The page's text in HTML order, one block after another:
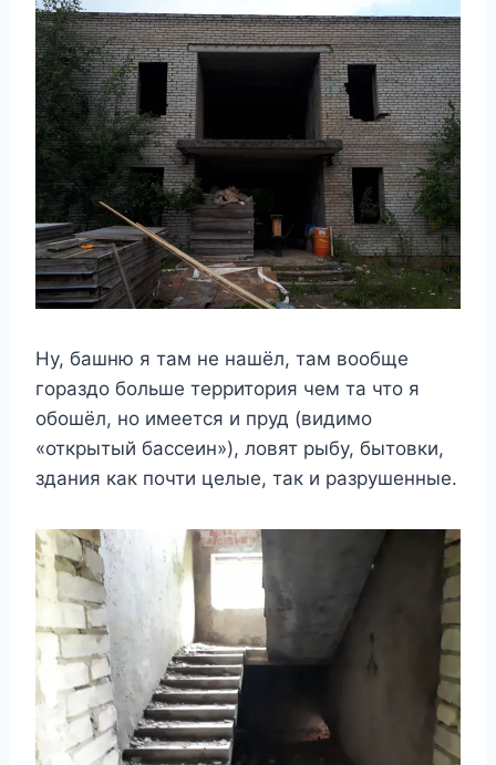
Ну, башню я там не нашёл, там вообще
гораздо больше территория чем та что я
обошёл, но имеется и пруд (видимо
«открытый бассеин»), ловят рыбу, бытовки,
здания как почти целые, так и разрушенные.